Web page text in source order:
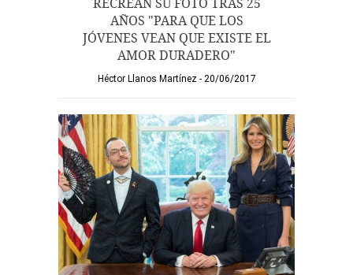
RECREAN SU FOTO TRAS 25
AÑOS "PARA QUE LOS
JÓVENES VEAN QUE EXISTE EL
AMOR DURADERO"
Héctor Llanos Martínez 20/06/2017